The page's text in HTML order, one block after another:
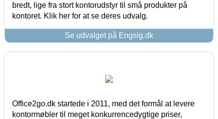
bredt, lige fra stort kontorudstyr til små produkter på
kontoret. Klik her for at se deres udvalg.
Se udvalget på Engsig.dk
Office2go.dk startede i 2011, med det formål at levere
kontormøbler til meget konkurrencedygtige priser,